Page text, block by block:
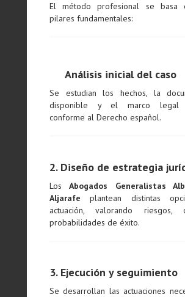
El método profesional se basa
pilares fundamentales:
Análisis inicial del caso
Se estudian los hechos, la
disponible y el marco legal
conforme al Derecho español.
2. Diseño de estrategia
LosAbogados Generalistas
Aljarafe plantean distintas
actuación, valorando riesgos,
probabilidades de éxito.
3. Ejecución y seguimiento
Se desarrollan las actuaciones